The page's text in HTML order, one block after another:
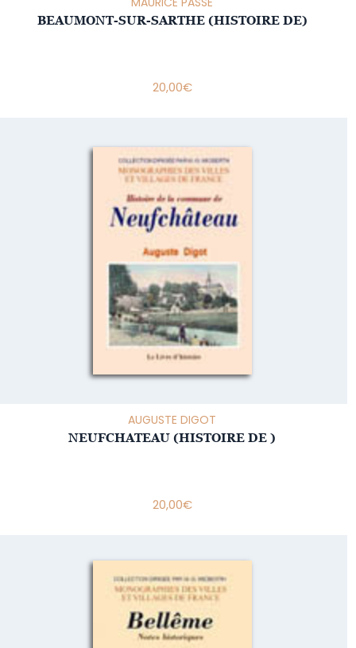
BEAUMONT-SUR-SARTHE (HISTOIRE DE)
20,00€
AUGUSTE DIGOT
NEUFCHATEAU (HISTOIRE DE )
20,00€